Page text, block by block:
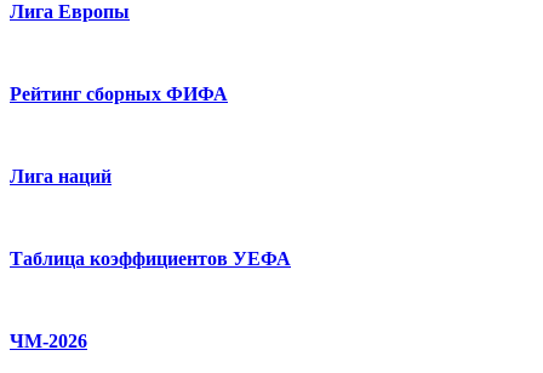
Лига Европы
Рейтинг сборных ФИФА
Лига наций
Таблица коэффициентов УЕФА
ЧМ-2026